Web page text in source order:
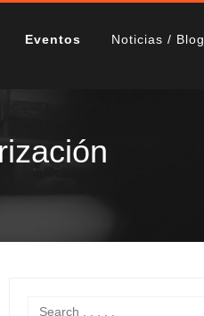
Eventos Noticias / Blog